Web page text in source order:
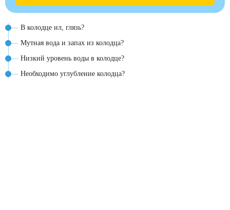
В колодце ил, глязь?
Мутная вода и запах из колодца?
Низкий уровень воды в колодце?
Необходимо углубление колодца?